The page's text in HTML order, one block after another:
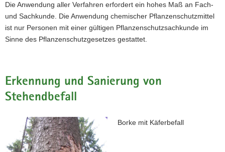
Die Anwendung aller Verfahren erfordert ein hohes Maß an Fach-
und Sachkunde. Die Anwendung chemischer Pflanzenschutzmittel
ist nur Personen mit einer gültigen Pflanzenschutzsachkunde im
Sinne des Pflanzenschutzgesetzes gestattet.
Erkennung und Sanierung von
Stehendbefall
Borke mit Käferbefall